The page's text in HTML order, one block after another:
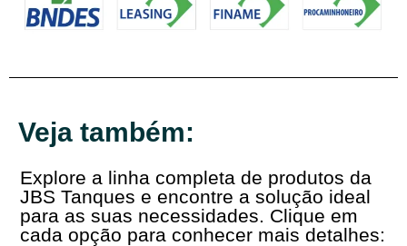
Veja também:
Explore a linha completa de produtos da
JBS Tanques e encontre a solução ideal
para as suas necessidades. Clique em
cada opção para conhecer mais detalhes: